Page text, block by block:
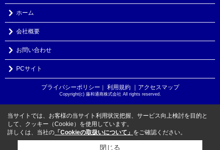
ホーム
会社概要
お問い合わせ
PCサイト
プライバシーポリシー ｜ 利用規約 ｜アクセスマップ
Copyright(c) 藤和通商株式会社 All rights reserved.
当サイトでは、お客様の当サイト利用状況把握、サービス向上検討を目的と
して、クッキー（Cookie）を使用しています。
詳しくは、当社の 「Cookieの取扱いについて」 をご確認ください。
閉じる